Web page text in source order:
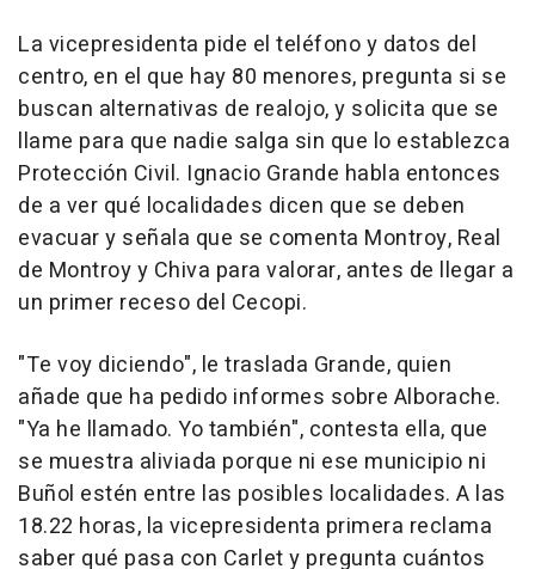
La vicepresidenta pide el teléfono y datos del
centro, en el que hay 80 menores, pregunta si se
buscan alternativas de realojo, y solicita que se
llame para que nadie salga sin que lo establezca
Protección Civil. Ignacio Grande habla entonces
de a ver qué localidades dicen que se deben
evacuar y señala que se comenta Montroy, Real
de Montroy y Chiva para valorar, antes de llegar a
un primer receso del Cecopi.
"Te voy diciendo", le traslada Grande, quien
añade que ha pedido informes sobre Alborache.
"Ya he llamado. Yo también", contesta ella, que
se muestra aliviada porque ni ese municipio ni
Buñol estén entre las posibles localidades. A las
18.22 horas, la vicepresidenta primera reclama
saber qué pasa con Carlet y pregunta cuántos